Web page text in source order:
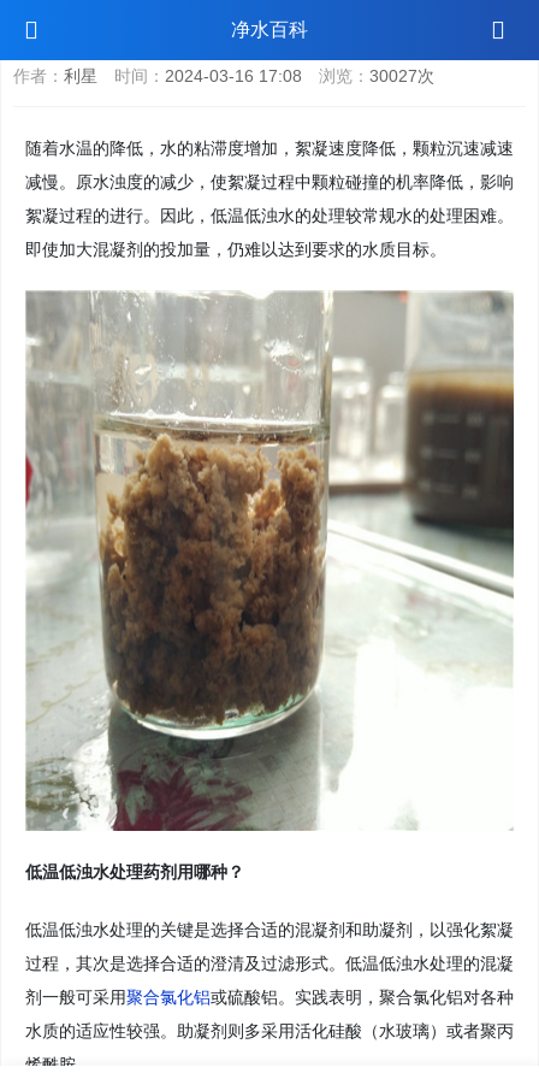
净水百科
低温低浊水处理药剂用哪种？
作者： 利星 时间： 2024-03-16 17:08 浏览： 30027次
随着水温的降低，水的粘滞度增加，絮凝速度降低，颗粒沉速减速
减慢。原水浊度的减少，使絮凝过程中颗粒碰撞的机率降低，影响
絮凝过程的进行。因此，低温低浊水的处理较常规水的处理困难。
即使加大混凝剂的投加量，仍难以达到要求的水质目标。
低温低浊水处理药剂用哪种？
低温低浊水处理的关键是选择合适的混凝剂和助凝剂，以强化絮凝
过程，其次是选择合适的澄清及过滤形式。低温低浊水处理的混凝
剂一般可采用聚合氯化铝或硫酸铝。实践表明，聚合氯化铝对各种
水质的适应性较强。助凝剂则多采用活化硅酸（水玻璃）或者聚丙
烯酰胺。